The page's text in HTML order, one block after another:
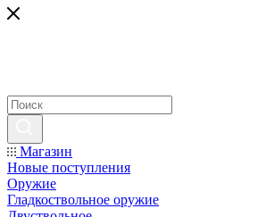
Магазин
Новые поступления
Оружие
Гладкоствольное оружие